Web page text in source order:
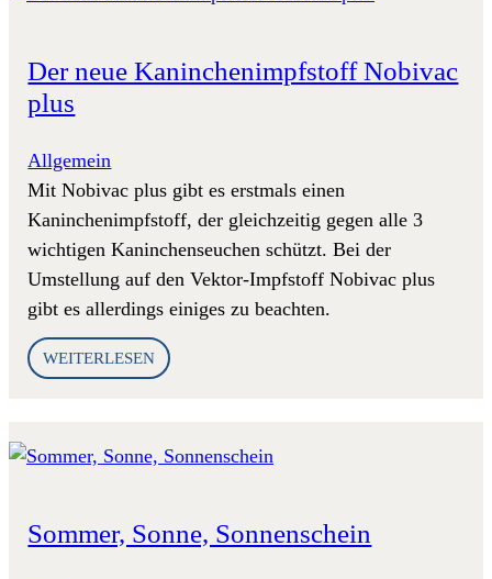
Der neue Kaninchenimpfstoff Nobivac
plus
Allgemein
Mit Nobivac plus gibt es erstmals einen
Kaninchenimpfstoff, der gleichzeitig gegen alle 3
wichtigen Kaninchenseuchen schützt. Bei der
Umstellung auf den Vektor-Impfstoff Nobivac plus
gibt es allerdings einiges zu beachten.
WEITERLESEN
Sommer, Sonne, Sonnenschein